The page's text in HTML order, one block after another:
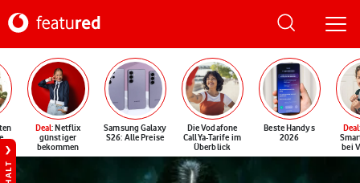
Deal: Netflix
günstiger
bekommen
Samsung Galaxy
S26: Alle Preise
Die Vodafone
CallYa-Tarife im
Überblick
Beste Handys
2026
Deal
bei